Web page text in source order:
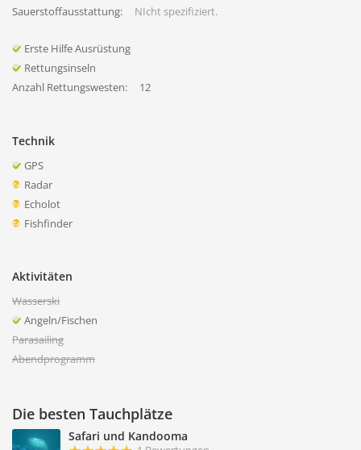
Sauerstoffausstattung: NIcht spezifiziert.
Erste Hilfe Ausrüstung
Rettungsinseln
Anzahl Rettungswesten:
12
Technik
GPS
Radar
Echolot
Fishfinder
Aktivitäten
Wasserski
Angeln/Fischen
Parasailing
Abendprogramm
Die besten Tauchplätze
Safari und Kandooma